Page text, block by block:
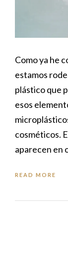
Como ya he
estamos
plástico que
esos
cosméticos.
aparecen en
READ MORE